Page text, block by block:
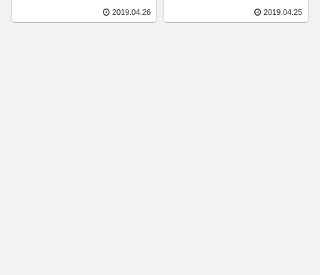
2019.04.26 2019.04.25